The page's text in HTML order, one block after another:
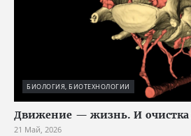
БИОЛОГИЯ, БИОТЕХНОЛОГИИ
Движение — жизнь. И очистка
21 Май, 2026